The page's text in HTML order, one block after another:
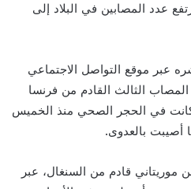
عدد المصابين في البلاد إلى
عبر موقع التواصل الاجتماعي
الثالث القادم من فرنسا
في الحجر الصحي منذ الخميس
أصيبت بالعدوى.
قادم من السنغال، عبر